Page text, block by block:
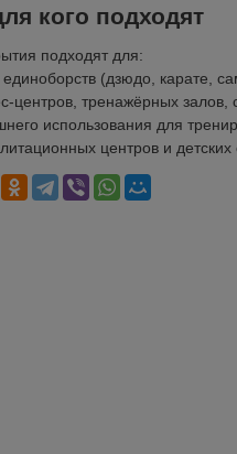
кого подходят
подходят для:
(дзюдо, карате,
центров, тренажёрных залов,
использования для
центров и детских